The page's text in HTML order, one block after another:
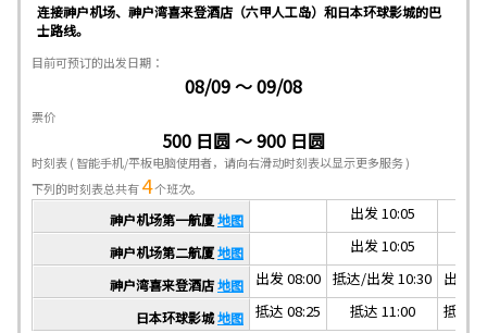
连接神户机场、神户湾喜来登酒店（六甲人工岛）和日本环球影城的巴
士路线。
目前可预订的出发日期：
08/09 ～ 09/08
票价
500 日圆 ～ 900 日圆
时刻表( 智能手机/平板电脑使用者，请向右滑动时刻表以显示更多服务 )
下列的时刻表总共有4个班次。
神户机场第一航厦地图 出发 10:05
神户机场第二航厦地图 出发 10:05
神户湾喜来登酒店地图 出发 08:00 抵达/出发 10:30 出发
日本环球影城地图 抵达 08:25 抵达 11:00 抵达